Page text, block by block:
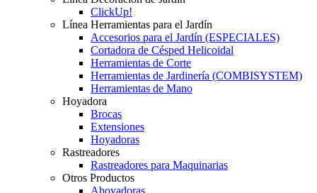
ClickUp!
Línea Herramientas para el Jardín
Accesorios para el Jardín (ESPECIALES)
Cortadora de Césped Helicoidal
Herramientas de Corte
Herramientas de Jardinería (COMBISYSTEM)
Herramientas de Mano
Hoyadora
Brocas
Extensiones
Hoyadoras
Rastreadores
Rastreadores para Maquinarias
Otros Productos
Ahoyadoras